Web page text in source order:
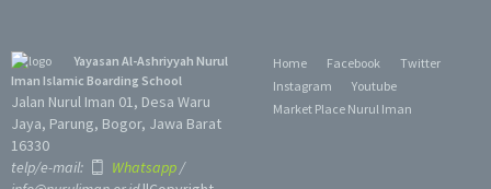
Yayasan Al-Ashriyyah Nurul
Iman Islamic Boarding School
Jalan Nurul Iman 01, Desa Waru
Jaya, Parung, Bogor, Jawa Barat
16330
telp/e-mail:
Whatsapp/
Home Facebook
Twitter
Instagram
Youtube
Market Place Nurul Iman